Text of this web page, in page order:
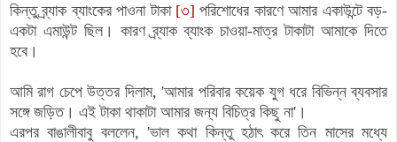
কিন্তু ব্র্যাক ব্যাংকের পাওনা টাকা [৩]পরিশোধের কারণে আমার একাউন্টে বড়-
একটা এমাউন্ট ছিল। কারণব্র্যাক ব্যাংকচাওয়া-মাত্র টাকাটা আমাকে দিতে
হবে।
আমি রাগ চেপে উত্তর দিলাম, 'আমার পরিবার কয়েক যুগ ধরে বিভিন্ন ব্যবসার
সঙ্গে জড়িত। এই টাকা থাকাটা আমার জন্য বিচিত্র কিছু না'।
এরপর বাঙালীবাবু বললেন, 'ভাল কথা কিন্তু হঠাৎ করে তিন মাসের মধ্যে